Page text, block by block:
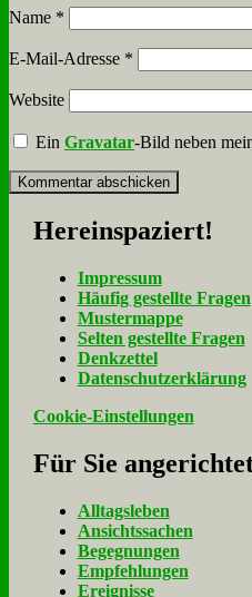
Name *
E-Mail-Adresse *
Website
EinGravatar-Bild neben
Her­ein­spa­ziert!
Im­pres­sum
Häu­fig ge­stell­te Fra­gen
Mu­ster­map­pe
Sel­ten ge­stell­te Fra­gen
Denk­zet­tel
Da­ten­schutz­er­klä­rung
Cookie-Einstellungen
Für Sie
Alltagsleben
Ansichtssachen
Begegnungen
Empfehlungen
Ereignisse